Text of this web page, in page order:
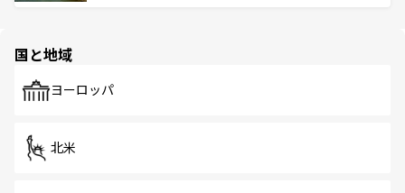
で、ホーカーズは地元の風情を楽しめる外せないスポット
国と地域
ヨーロッパ
北米